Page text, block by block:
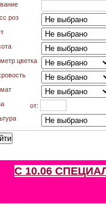
роз
цветка
от:
С 10.06